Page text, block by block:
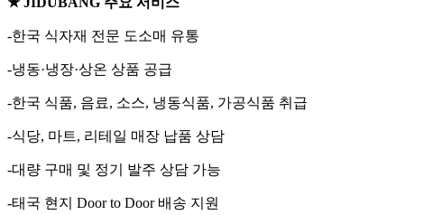
-한국 식자재 전문 도소매 유통
-냉동·냉장·상온 상품 공급
-한국 식품, 음료, 소스, 냉동식품, 가공식품 취급
-식당, 마트, 리테일 매장 납품 상담
-대량 구매 및 정기 발주 상담 가능
-태국 현지 Door to Door 배송 지원